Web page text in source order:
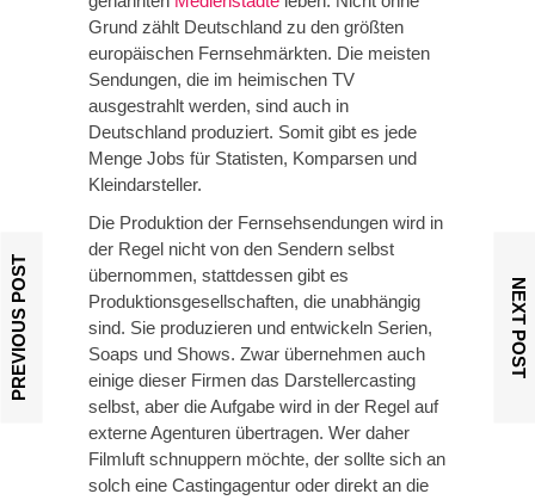
Grund zählt Deutschland zu den größten
europäischen Fernsehmärkten. Die meisten
Sendungen, die im heimischen TV
ausgestrahlt werden, sind auch in
Deutschland produziert. Somit gibt es jede
Menge Jobs für Statisten, Komparsen und
Kleindarsteller.
Die Produktion der Fernsehsendungen wird in
der Regel nicht von den Sendern selbst
übernommen, stattdessen gibt es
Produktionsgesellschaften, die unabhängig
sind. Sie produzieren und entwickeln Serien,
Soaps und Shows. Zwar übernehmen auch
einige dieser Firmen das Darstellercasting
selbst, aber die Aufgabe wird in der Regel auf
externe Agenturen übertragen. Wer daher
Filmluft schnuppern möchte, der sollte sich an
solch eine Castingagentur oder direkt an die
PREVIOUS POST NEXT POST